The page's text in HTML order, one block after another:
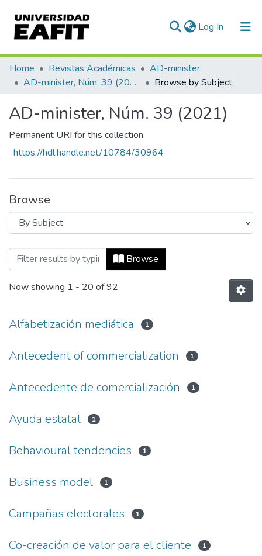
Log In (current)
Communities & Collections
All of DSpace
Home Revistas Académicas
AD-minister
AD-minister, Núm. 39 (2021)
Browse by Subject
AD-minister, Núm. 39 (2021)
Permanent URI for this collection
https://hdl.handle.net/10784/30964
Browse
Browsing AD-minister, Núm. 39 (2021)
Browse
Now showing 1 - 20 of 92
Alfabetización mediática 1
Antecedent of commercialization 1
Antecedente de comercialización 1
Ayuda estatal 1
Behavioural tendencies 1
Business model 1
Campañas electorales 1
Co-creación de valor para el cliente 1